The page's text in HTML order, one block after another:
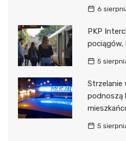
6
PKP
pociągów,
5
Strzelanie
podnoszą
5